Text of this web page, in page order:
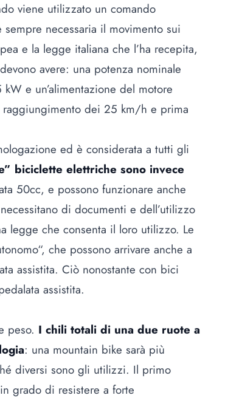
viene utilizzato un comando
necessaria il movimento sui
e la legge italiana che l’ha recepita,
avere: una potenza nominale
e un’alimentazione del motore
dei 25 km/h e prima
ed è considerata a tutti gli
biciclette elettriche sono invece
50cc, e possono funzionare anche
di documenti e dell’utilizzo
legge che consenta il loro utilizzo. Le
che possono arrivare anche a
assistita. Ciò nonostante con bici
assistita.
peso. I chili totali di una due ruote a
: una mountain bike sarà più
diversi sono gli utilizzi. Il primo
grado di resistere a forte